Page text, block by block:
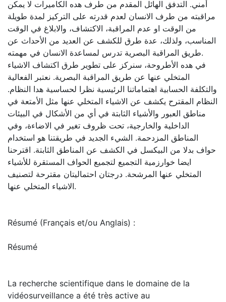
أمني. التدفق الهائل المقدم من طرف هده الكاميرات لا يمكن
مراقبته من طرف الانسان لعدم قدرته على التركيز لمدة طويلة
من الوقت او عدم المراقبة، الاكتشاف، والابلاغ في الوقت
المناسب، ولذلك، عدة طرق للكشف عن العديد من الأحداث عن
طريق المراقبة البصرية تدرس لمساعدة الانسان في مهمته.
في هده الأطروحة، سنركز على تطوير طرق اكتشاف الاشياء
المتخلي عنها عن طريق المراقبة البصرية. نعتبر الفعالية
والتكلفة الحسابية اهتماماتنا الرئيسية نظرا لحساسية هدا النظام.
النظام المقترح يكشف عن الاشياء المتخلي عنها مثل الأمتعة في
مناطق العبور والأشياء الثابتة في أي من الأشكال في البيئات
الداخلية والخارجية، تحت ظروف تغير في الاضاءة، وفي
المناطق المزدحمة. الشيء الجديد في طريقتنا هو استخدام
حواف بدلا من البيكسل في الكشف عن المناطق الثابتة. اقترحنا
ايضا خوارزمية التجميع لتجميع الحواف المستقرة للأشياء
المتخلي عنها المرشحة. درجتان احتماليتان مقترحة لتصنيف
الاشياء المتخلي عنها.
Résumé (Français et/ou Anglais) :
Résumé
La recherche scientifique dans le domaine de la
vidéosurveillance a été très active au